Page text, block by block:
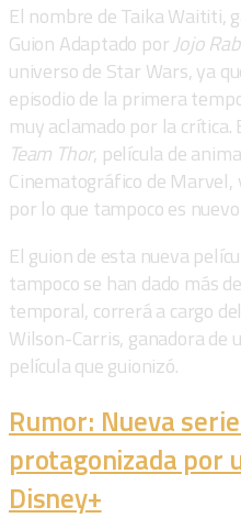
El nombre de Taika Waititi,
Guion Adaptado porJojo
universo de Star Wars, ya
episodio de la primera
muy aclamado por la
Team Thor, película de
Cinematográfico de Marvel,
por lo que tampoco es
El guion de esta nueva
tampoco se han dado más
temporal, correrá a cargo
Wilson-Carris, ganadora de
película que guionizó.
Rumor: Nueva
protagonizada por
Disney+